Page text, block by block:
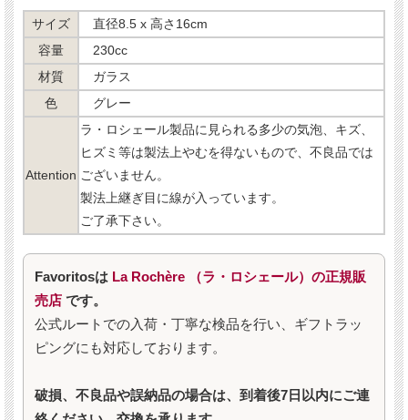
サイズ
直径8.5 x 高さ16cm
容量
230cc
材質
ガラス
色
グレー
Attention
ラ・ロシェール製品に見られる多少の気泡、キズ、
ヒズミ等は製法上やむを得ないもので、不良品では
ございません。
製法上継ぎ目に線が入っています。
ご了承下さい。
Favoritosは La Rochère （ラ・ロシェール）の正規販
売店 です。
公式ルートでの入荷・丁寧な検品を行い、ギフトラッ
ピングにも対応しております。
破損、不良品や誤納品の場合は、到着後7日以内にご連